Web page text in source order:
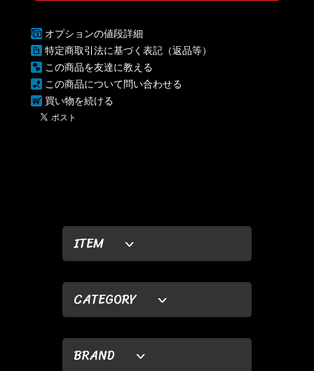
ITEM
CATEGORY
BRAND
オプションの値段詳細
特定商取引法に基づく表記（返品等）
この商品を友達に教える
この商品について問い合わせる
買い物を続ける